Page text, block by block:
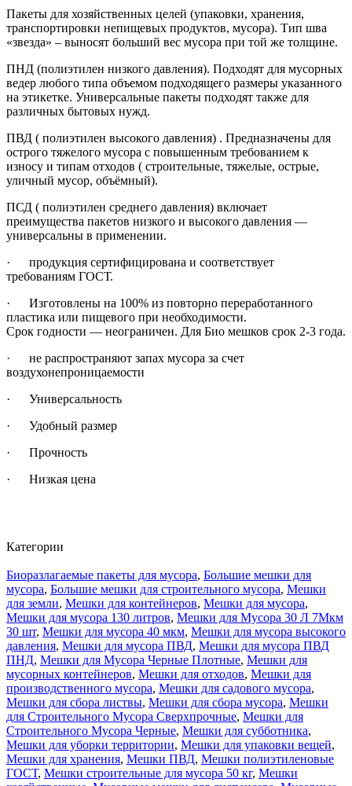
Пакеты для хозяйственных целей (упаковки, хранения,
транспортировки непищевых продуктов, мусора). Тип шва
«звезда» – выносят больший вес мусора при той же толщине.
ПНД (полиэтилен низкого давления). Подходят для мусорных
ведер любого типа объемом подходящего размеры указанного
на этикетке. Универсальные пакеты подходят также для
различных бытовых нужд.
ПВД ( полиэтилен высокого давления) . Предназначены для
острого тяжелого мусора с повышенным требованием к
износу и типам отходов ( строительные, тяжелые, острые,
уличный мусор, объёмный).
ПСД ( полиэтилен среднего давления) включает
преимущества пакетов низкого и высокого давления —
универсальны в применении.
· продукция сертифицирована и соответствует
требованиям ГОСТ.
· Изготовлены на 100% из повторно переработанного
пластика или пищевого при необходимости.
Срок годности — неограничен. Для Био мешков срок 2-3 года.
· не распространяют запах мусора за счет
воздухонепроницаемости
· Универсальность
· Удобный размер
· Прочность
· Низкая цена
Категории
Биоразлагаемые пакеты для мусора, Большие мешки для
мусора, Большие мешки для строительного мусора, Мешки
для земли, Мешки для контейнеров, Мешки для мусора,
Мешки для мусора 130 литров, Мешки для Мусора 30 Л 7Мкм
30 шт, Мешки для мусора 40 мкм, Мешки для мусора высокого
давления, Мешки для мусора ПВД, Мешки для мусора ПВД
ПНД, Мешки для Мусора Черные Плотные, Мешки для
мусорных контейнеров, Мешки для отходов, Мешки для
производственного мусора, Мешки для садового мусора,
Мешки для сбора листвы, Мешки для сбора мусора, Мешки
для Строительного Мусора Сверхпрочные, Мешки для
Строительного Мусора Черные, Мешки для субботника,
Мешки для уборки территории, Мешки для упаковки вещей,
Мешки для хранения, Мешки ПВД, Мешки полиэтиленовые
ГОСТ, Мешки строительные для мусора 50 кг, Мешки